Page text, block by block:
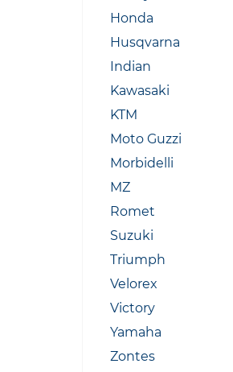
Honda
Husqvarna
Indian
Kawasaki
KTM
Moto Guzzi
Morbidelli
MZ
Romet
Suzuki
Triumph
Velorex
Victory
Yamaha
Zontes